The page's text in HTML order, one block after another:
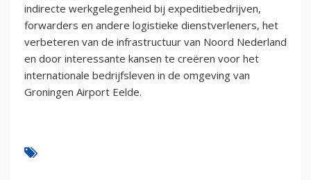
indirecte werkgelegenheid bij expeditiebedrijven,
forwarders en andere logistieke dienstverleners, het
verbeteren van de infrastructuur van Noord Nederland
en door interessante kansen te creëren voor het
internationale bedrijfsleven in de omgeving van
Groningen Airport Eelde.